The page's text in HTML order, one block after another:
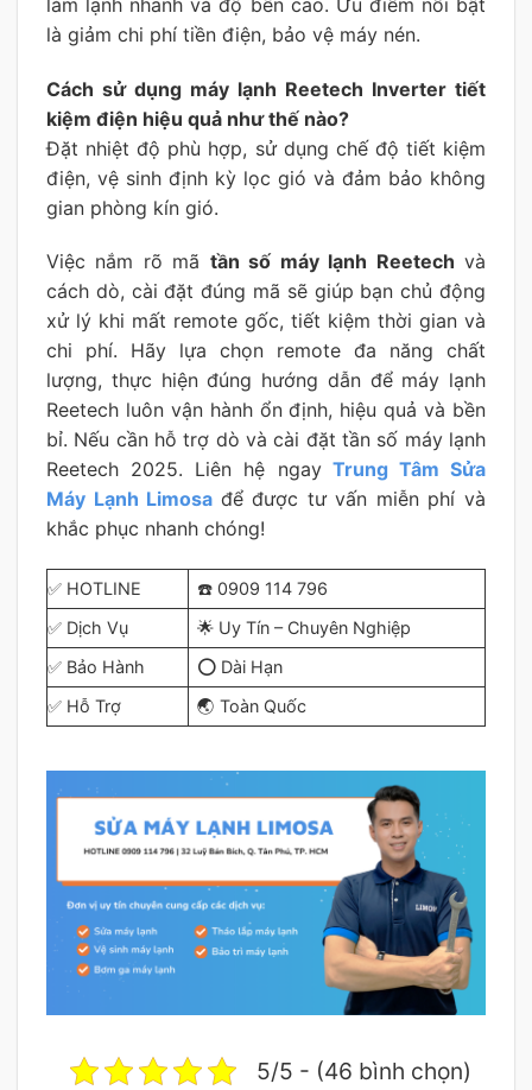
là giảm chi phí tiền điện, bảo vệ máy nén.
Cách sử dụng máy lạnh Reetech Inverter tiết
kiệm điện hiệu quả như thế nào?
Đặt nhiệt độ phù hợp, sử dụng chế độ tiết kiệm
điện, vệ sinh định kỳ lọc gió và đảm bảo không
gian phòng kín gió.
Việc nắm rõ mã tần số máy lạnh Reetech và
cách dò, cài đặt đúng mã sẽ giúp bạn chủ động
xử lý khi mất remote gốc, tiết kiệm thời gian và
chi phí. Hãy lựa chọn remote đa năng chất
lượng, thực hiện đúng hướng dẫn để máy lạnh
Reetech luôn vận hành ổn định, hiệu quả và bền
bỉ. Nếu cần hỗ trợ dò và cài đặt tần số máy lạnh
Reetech 2025. Liên hệ ngay Trung Tâm Sửa
Máy Lạnh Limosa để được tư vấn miễn phí và
khắc phục nhanh chóng!
✅ HOTLINE
☎️ 0909 114 796
✅ Dịch Vụ
🌟 Uy Tín – Chuyên Nghiệp
✅ Bảo Hành
⭕ Dài Hạn
✅ Hỗ Trợ
🌏 Toàn Quốc
5/5 - (46 bình chọn)